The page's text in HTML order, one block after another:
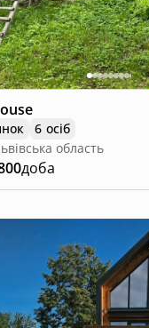
6 осіб
область
доба